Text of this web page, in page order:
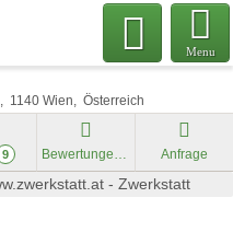
Menu
1140 Wien Österreich
9 Bewertungen Anfrage